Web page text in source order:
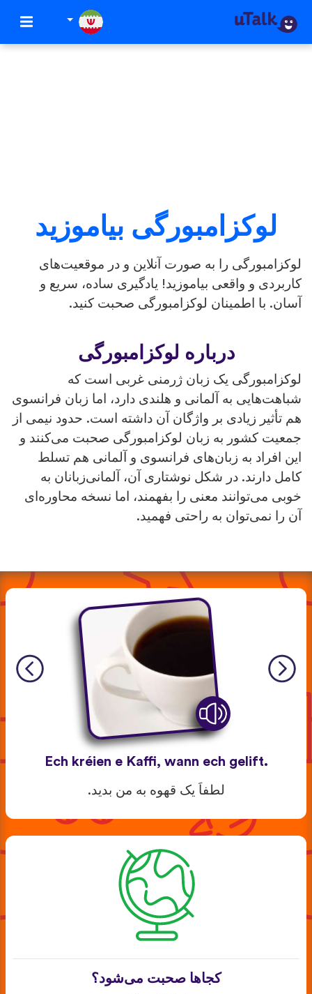
لوکزامبورگی بیاموزید
لوکزامبورگی را به صورت آنلاین و در موقعیت‌های
کاربردی و واقعی بیاموزید! یادگیری ساده، سریع و
آسان. با اطمینان لوکزامبورگی صحبت کنید.
درباره لوکزامبورگی
لوکزامبورگی یک زبان ژرمنی غربی است که
شباهت‌هایی به آلمانی و هلندی دارد، اما زبان فرانسوی
هم تأثیر زیادی بر واژگان آن داشته است. حدود نیمی از
جمعیت کشور به زبان لوکزامبورگی صحبت می‌کنند و
این افراد به زبان‌های فرانسوی و آلمانی هم تسلط
کامل دارند. در شکل نوشتاری آن، آلمانی‌زبانان به
خوبی می‌توانند معنی را بفهمند، اما نسخه محاوره‌ای
آن را نمی‌توان به راحتی فهمید.
Ech kréien e Kaffi, wann ech gelift.
لطفاَ یک قهوه به من بدید.
کجاها صحبت می‌شود؟